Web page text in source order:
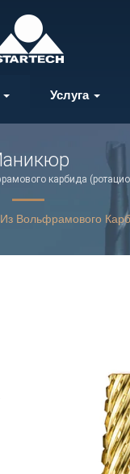
Услуга
карбида
Вольфрамового